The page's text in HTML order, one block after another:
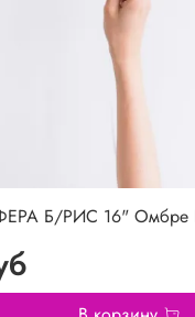
Б/РИС 16" Омбре